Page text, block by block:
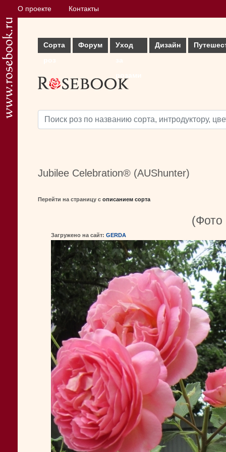
О проекте Контакты
Сорта
Форум
Уход
Дизайн
Jubilee Celebration® (AUShunter)
Перейти на страницу с описанием сорта
(Фото
Загружено на сайт: GERDA